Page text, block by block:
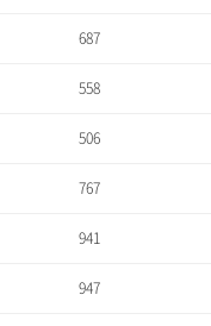
687
558
506
767
941
947